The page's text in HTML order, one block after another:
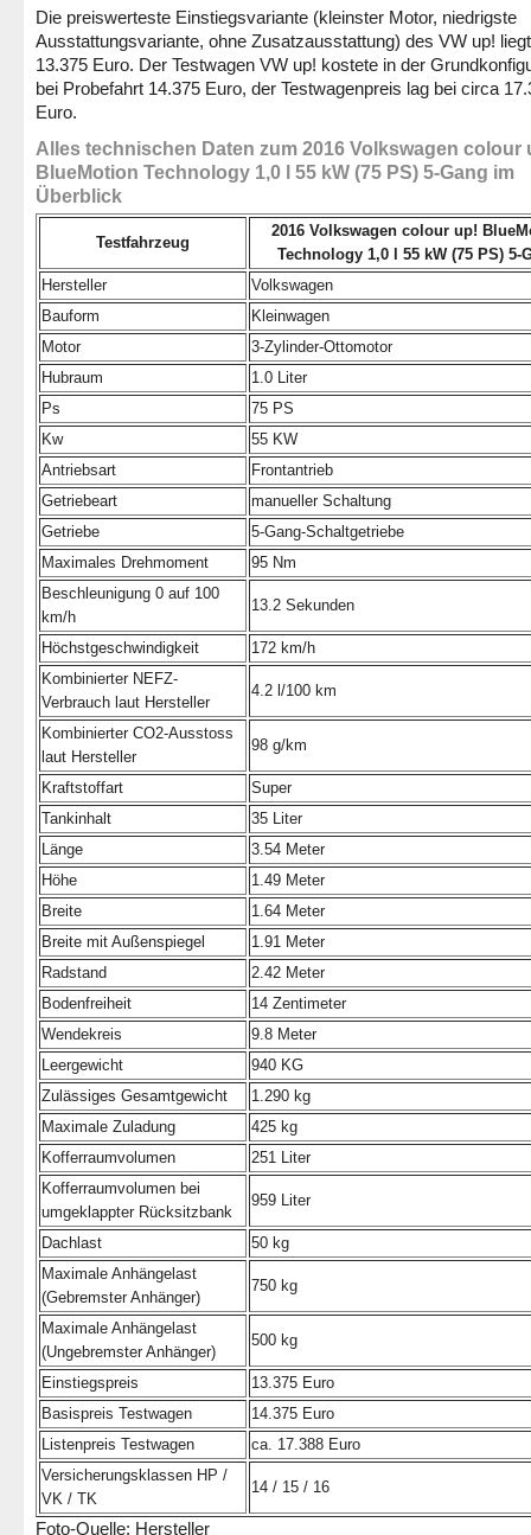
Die preiswerteste Einstiegsvariante (kleinster Motor, niedrigste
Ausstattungsvariante, ohne Zusatzausstattung) des VW up!
13.375 Euro. Der Testwagen VW up! kostete in der
bei Probefahrt 14.375 Euro, der Testwagenpreis lag bei circa
Euro.
Alles technischen Daten zum 2016 Volkswagen colour
BlueMotion Technology 1,0 l 55 kW (75 PS) 5-Gang im
Überblick
Testfahrzeug
2016 Volkswagen colour up!
Technology 1,0 l 55 kW (75 PS) 5-
Hersteller
Volkswagen
Bauform
Kleinwagen
Motor
3-Zylinder-Ottomotor
Hubraum
1.0 Liter
Ps
75 PS
Kw
55 KW
Antriebsart
Frontantrieb
Getriebeart
manueller Schaltung
Getriebe
5-Gang-Schaltgetriebe
Maximales Drehmoment
95 Nm
Beschleunigung 0 auf 100
km/h
13.2 Sekunden
Höchstgeschwindigkeit
172 km/h
Kombinierter NEFZ-
Verbrauch laut Hersteller
4.2 l/100 km
Kombinierter CO2-Ausstoss
laut Hersteller
98 g/km
Kraftstoffart
Super
Tankinhalt
35 Liter
Länge
3.54 Meter
Höhe
1.49 Meter
Breite
1.64 Meter
Breite mit Außenspiegel
1.91 Meter
Radstand
2.42 Meter
Bodenfreiheit
14 Zentimeter
Wendekreis
9.8 Meter
Leergewicht
940 KG
Zulässiges Gesamtgewicht
1.290 kg
Maximale Zuladung
425 kg
Kofferraumvolumen
251 Liter
Kofferraumvolumen bei
umgeklappter Rücksitzbank
959 Liter
Dachlast
50 kg
Maximale Anhängelast
(Gebremster Anhänger)
750 kg
Maximale Anhängelast
(Ungebremster Anhänger)
500 kg
Einstiegspreis
13.375 Euro
Basispreis Testwagen
14.375 Euro
Listenpreis Testwagen
ca. 17.388 Euro
Versicherungsklassen HP /
VK / TK
14 / 15 / 16
Foto-Quelle: Hersteller